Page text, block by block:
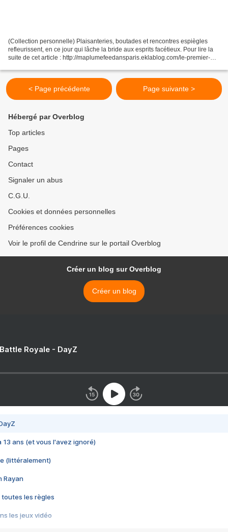
(Collection personnelle) Plaisanteries, boutades et rencontres espiègles
refleurissent, en ce jour qui lâche la bride aux esprits facétieux. Pour lire la
suite de cet article : http://maplumefeedansparis.eklablog.com/le-premier-
< Page précédente Page suivante >
Hébergé par Overblog
Top articles
Pages
Contact
Signaler un abus
C.G.U.
Cookies et données personnelles
Préférences cookies
Voir le profil de Cendrine sur le portail Overblog
Créer un blog sur Overblog
Créer un blog
Royale - DayZ
13 ans (et vous l'avez ignoré)
(littéralement)
Rayan
toutes les règles
les jeux vidéo